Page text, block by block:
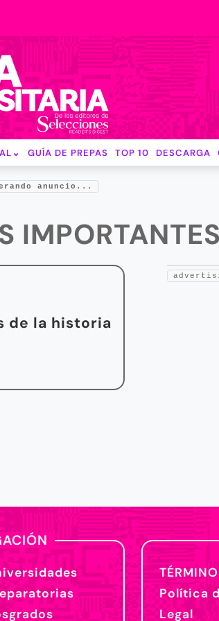
GUÍA DE PREPAS TOP 10 DESCARGA
anuncio...
IMPORTANTES
de la historia
Política
Legal